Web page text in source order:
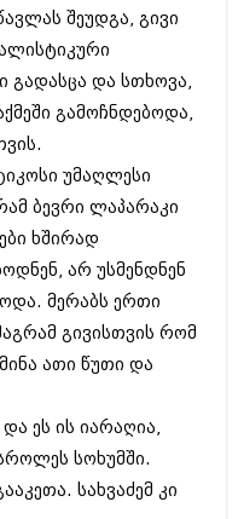
შეუდგა, გივი
გადასცა და სთხოვა,
გამოჩნდებოდა,
უმაღლესი
ბევრი ლაპარაკი
ხშირად
არ უსმენდნენ
მერაბს ერთი
გივისთვის რომ
ათი წუთი და
ეს ის იარაღია,
სოხუმში.
სახვაძემ კი